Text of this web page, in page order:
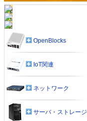
OpenBlocks
IoT関連
ネットワーク
サーバ・ストレージ